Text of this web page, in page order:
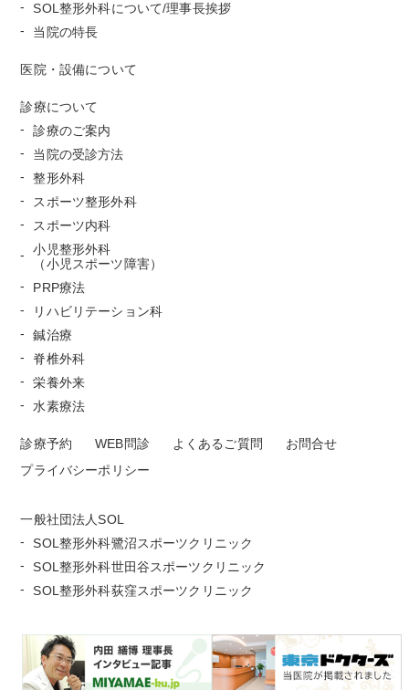
SOL整形外科について/理事長挨拶
当院の特長
医院・設備について
診療について
診療のご案内
当院の受診方法
整形外科
スポーツ整形外科
スポーツ内科
小児整形外科
（小児スポーツ障害）
PRP療法
リハビリテーション科
鍼治療
脊椎外科
栄養外来
水素療法
診療予約 WEB問診 よくあるご質問
お問合せ
プライバシーポリシー
一般社団法人SOL
SOL整形外科鷺沼スポーツクリニック
SOL整形外科世田谷スポーツクリニック
SOL整形外科荻窪スポーツクリニック